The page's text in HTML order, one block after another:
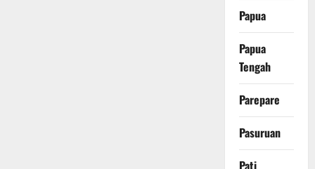
Papua
Papua
Tengah
Parepare
Pasuruan